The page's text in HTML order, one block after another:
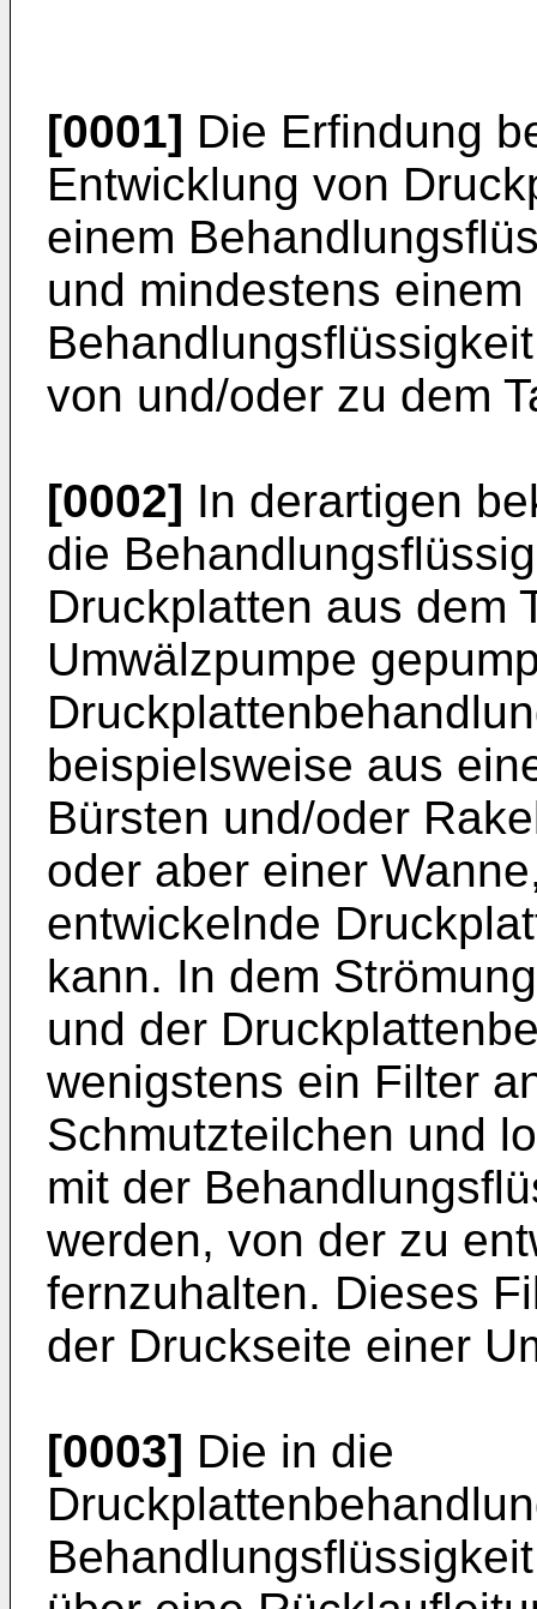
[0001] Die Erfindung
Entwicklung von
einem
und mindestens
von und/oder zu dem
[0002] In derartigen
die
Druckplatten aus dem
Umwälzpumpe
beispielsweise aus
Bürsten und/oder
oder aber einer
entwickelnde
kann. In dem
und der
wenigstens ein Filter
Schmutzteilchen und
mit der
werden, von der zu
fernzuhalten. Dieses
der Druckseite einer
[0003] Die in die